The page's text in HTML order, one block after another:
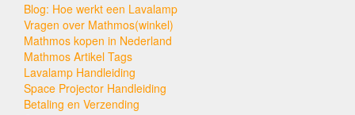
Blog: Hoe werkt een Lavalamp
Vragen over Mathmos(winkel)
Mathmos kopen in Nederland
Mathmos Artikel Tags
Lavalamp Handleiding
Space Projector Handleiding
Betaling en Verzending